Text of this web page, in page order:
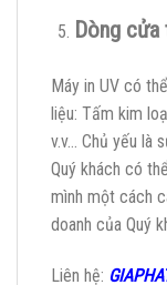
Dòng cửa
Máy in UV có
liệu: Tấm kim
v.v… Chủ yếu là
Quý khách có
mình một cách
doanh của Quý
Liên hệ: